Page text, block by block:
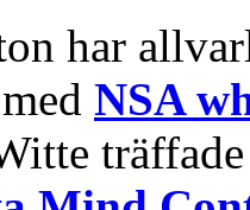
har
NSA